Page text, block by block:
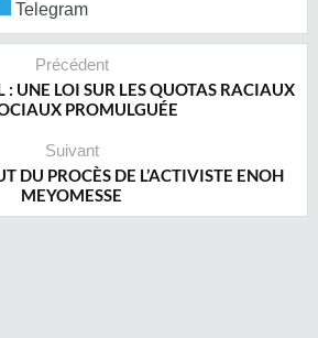
Telegram
Précédent
UNE LOI SUR LES QUOTAS RACIAUX
PROMULGUÉE
Suivant
DU PROCÈS DE L’ACTIVISTE ENOH
MEYOMESSE